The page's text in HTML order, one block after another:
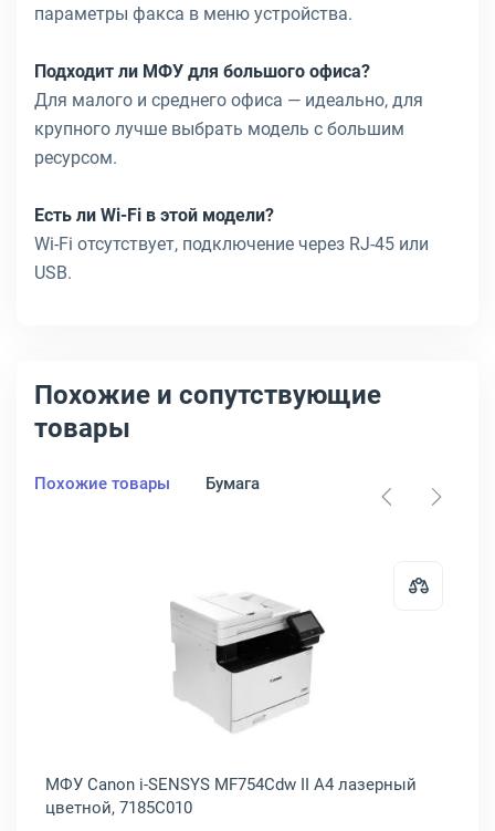
параметры факса в меню устройства.
Подходит ли МФУ для большого офиса?
Для малого и среднего офиса — идеально, для
крупного лучше выбрать модель с большим
ресурсом.
Есть ли Wi-Fi в этой модели?
Wi-Fi отсутствует, подключение через RJ-45 или
USB.
Похожие и сопутствующие
товары
Похожие товары Бумага
BM5100FDN A4 лазерный черно-белый, BM5100FDN
Открыть товар: МФУ Canon i-
МФУ Canon i-SENSYS MF754Cdw II A4 лазерный
цветной, 7185C010